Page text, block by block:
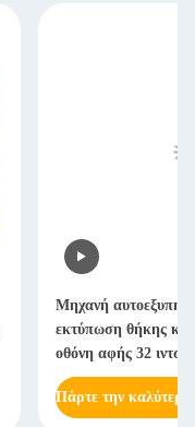
Μηχανή
εκτύπωση θήκης
οθόνη αφής 32
Πάρτε την καλύτερη